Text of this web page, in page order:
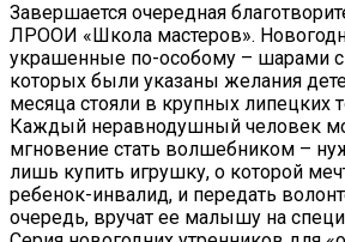
Завершается очередная
ЛРООИ «Школа мастеров».
украшенные по-особому – шарами с
которых были указаны желания
месяца стояли в крупных липецких
Каждый неравнодушный человек
мгновение стать волшебником –
лишь купить игрушку, о которой
ребенок-инвалид, и передать
очередь, вручат ее малышу на